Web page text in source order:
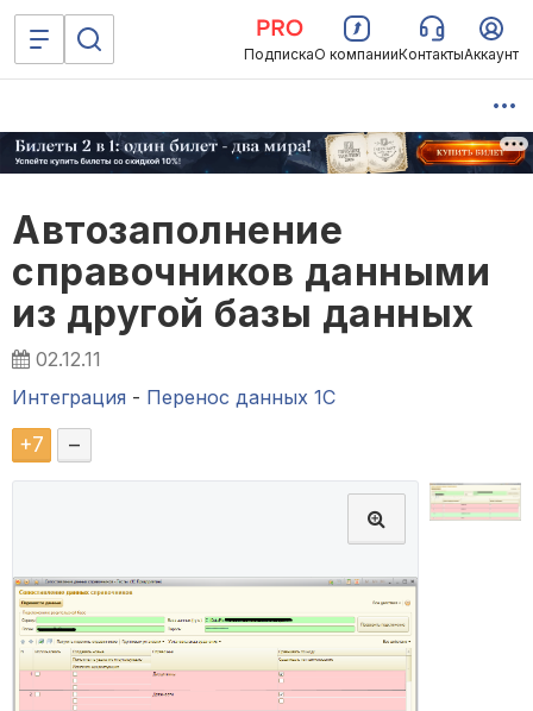
ПодпискаО компанииКонтактыАккаунт
Автозаполнение
справочников данными
из другой базы данных
02.12.11
Интеграция - Перенос данных 1C
+7 –